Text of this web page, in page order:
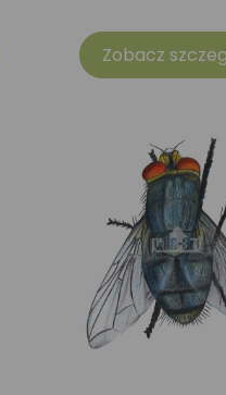
Zobacz